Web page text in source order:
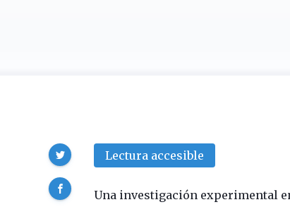
Lectura accesible
Una investigación experimental
Compartir